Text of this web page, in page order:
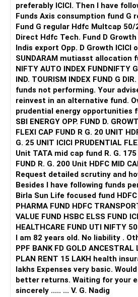
preferably ICICI. Then I have
Funds Axis consumption fund G
Fund G regular Hdfc Multcap 50/25/25Index fund
Direct Hdfc Tech. Fund D Growth Hsbc India Export
Indis export Opp. D Growth ICICI opp. Fund D Growth
SUNDARAM mutiasst allocation
NIFTY AUTO INDEX FUNDNIFTY
IND. TOURISM INDEX FUND G
funds not performing. Your
reinvest in an alternative fund.
prudential energy opportunities
SBI ENERGY OPP. FUND D. GROWTH 2) FRANKLIN
FLEXI CAP FUND R G. 20 UNIT HDFC FLEXICAP FUND R.
G. 25 UNIT ICICI PRUDENTIAL FLEXI CAP R. G 3000
Unit TATA mid cap fund R. G. 175 unit UTI MID CAP
FUND R. G. 200 Unit HDFC MID CAP FUND R G 250 UNIT
Request detailed scrutiny and
Besides l have following funds
Birla Sun Life focused fund HDFC Defence fund HDFC
PHARMA FUND HDFC
VALUE FUND HSBC ELSS FUND
HEALTHCARE FUND UTI NIFTY
I am 82 years old. No liability . Other investments like
PPF BANK FD GOLD
PLAN RENT 15 LAKH health
lakhs Expenses very basic. Would like to re invest. for
better returns. Waiting for your early reply. Your 's
sincerely ..... ... V. G. Nadig